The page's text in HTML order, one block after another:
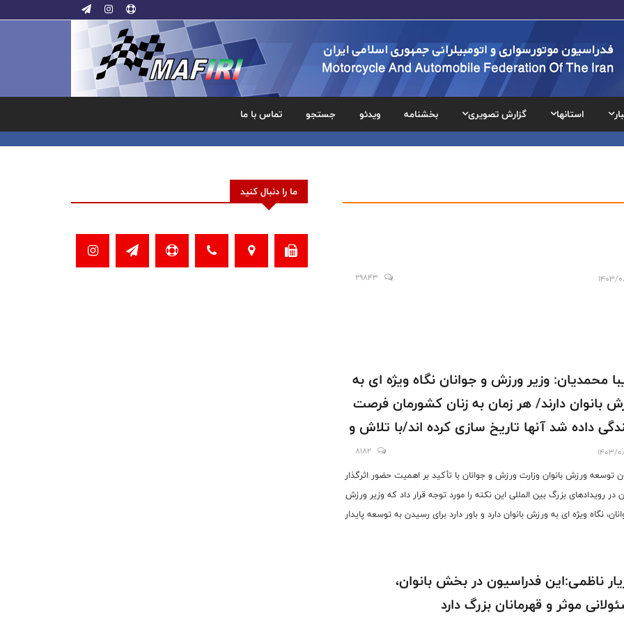
استانها گزارش تصویری بخشنامه ویدئو جستجو تماس با ما
1403/
29843
محمدیان: وزیر ورزش و جوانان نگاه ویژه ای به
بانوان دارند/ هر زمان به زنان کشورمان فرصت
داده شد آنها تاریخ سازی کرده اند/با تلاش و
می توان صف شکن بود و برای ایران
کرد.
1403/
8182
توسعه ورزش بانوان وزارت ورزش و جوانان با تأکید بر اهمیت حضور اثرگذار
در رویدادهای بزرگ بین المللی این نکته را مورد توجه قرار داد که وزیر ورزش
نگاه ویژه ای به ورزش بانوان دارد و باور دارد برای رسیدن به توسعه پایدار
ناظمی:این فدراسیون در بخش بانوان،
موثر و قهرمانان بزرگ دارد
ما را دنبال کنید